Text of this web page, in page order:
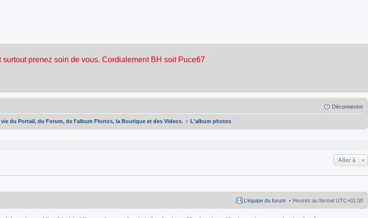
Déconnexion
vie du Portail, du Forum, de l'album Fhotos, la Boutique et des Videos. L'album photos
Aller à
Heures au format UTC+01:00
L’équipe du forum